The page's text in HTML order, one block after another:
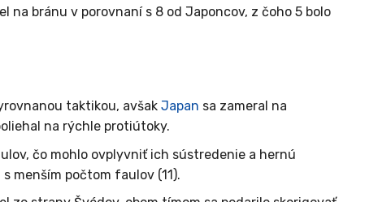
na bránu v porovnaní s 8 od Japoncov, z čoho 5 bolo
taktikou, avšak Japan sa zameral na
na rýchle protiútoky.
čo mohlo ovplyvniť ich sústredenie a hernú
menším počtom faulov (11).